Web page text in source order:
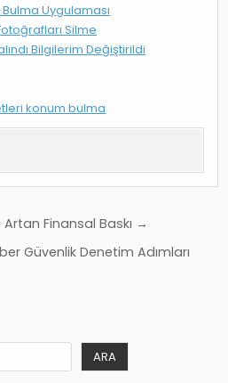
Uygulaması
Silme
Bilgilerim Değiştirildi
konum bulma
Finansal Baskı →
Güvenlik Denetim Adımları
ARA